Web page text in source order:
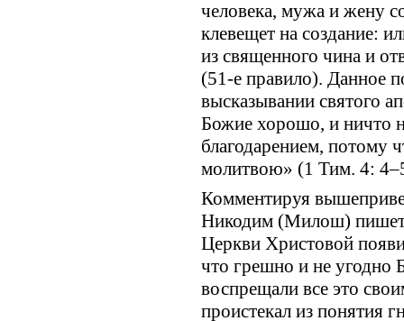
человека, мужа и жену
клевещет на создание:
из священного чина и
(51-е правило). Данное
высказывании святого
Божие хорошо, и ничто
благодарением, потому
молитвою» (1 Тим. 4:
Комментируя
Никодим (Милош)
Церкви Христовой
что грешно и не угодно
воспрещали все это
проистекал из понятия